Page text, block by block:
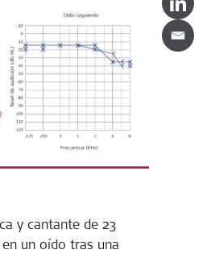
y cantante de 23
un oído tras una